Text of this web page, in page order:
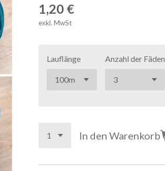
1,20 €
exkl. MwSt
Lauflänge Anzahl der Fäden
In den Warenkorb